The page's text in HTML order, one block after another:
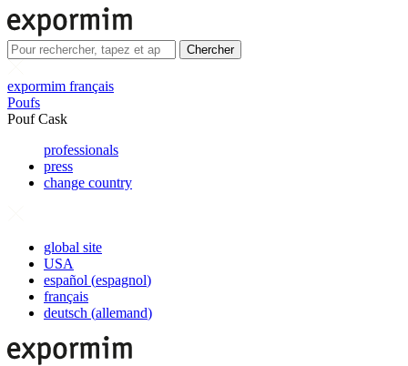
Chercher
expormim français
Poufs
Pouf Cask
professionals
press
change country
global site
USA
español (espagnol)
français
deutsch (allemand)